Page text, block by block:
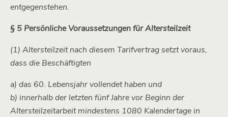
entgegenstehen.
§ 5 Persönliche Voraussetzungen für Altersteilzeit
(1) Altersteilzeit nach diesem Tarifvertrag setzt voraus,
dass die Beschäftigten
a) das 60. Lebensjahr vollendet haben und
b) innerhalb der letzten fünf Jahre vor Beginn der
Altersteilzeitarbeit mindestens 1080 Kalendertage in